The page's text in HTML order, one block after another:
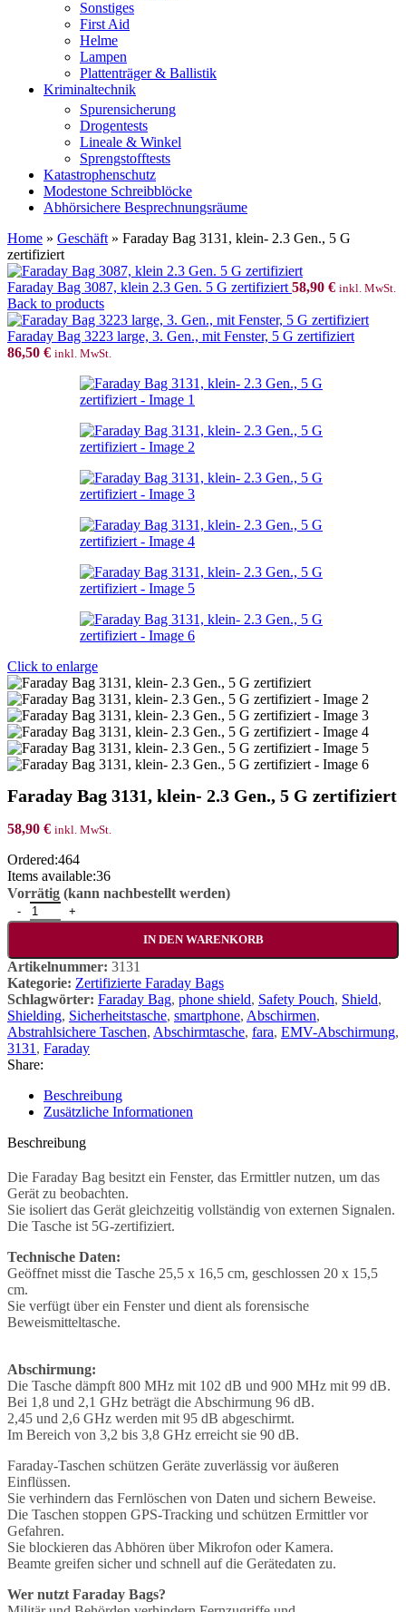
Sonstiges
First Aid
Helme
Lampen
Plattenträger & Ballistik
Kriminaltechnik
Spurensicherung
Drogentests
Lineale & Winkel
Sprengstofftests
Katastrophenschutz
Modestone Schreibblöcke
Abhörsichere Besprechnungsräume
Home » Geschäft » Faraday Bag 3131, klein- 2.3 Gen., 5 G
zertifiziert
Faraday Bag 3087, klein 2.3 Gen. 5 G zertifiziert 58,90 € inkl. MwSt.
Back to products
Faraday Bag 3223 large, 3. Gen., mit Fenster, 5 G zertifiziert
86,50 € inkl. MwSt.
Click to enlarge
Faraday Bag 3131, klein- 2.3 Gen., 5 G zertifiziert
58,90 € inkl. MwSt.
Ordered:464
Items available:36
Vorrätig (kann nachbestellt werden)
Faraday Bag 3131, klein- 2.3 Gen., 5 G zertifiziert Menge
IN DEN WARENKORB
Artikelnummer: 3131
Kategorie: Zertifizierte Faraday Bags
Schlagwörter: Faraday Bag, phone shield, Safety Pouch, Shield,
Shielding, Sicherheitstasche, smartphone, Abschirmen,
Abstrahlsichere Taschen, Abschirmtasche, fara, EMV-Abschirmung,
3131 , Faraday
Share:
Beschreibung
Zusätzliche Informationen
Beschreibung
Die Faraday Bag besitzt ein Fenster, das Ermittler nutzen, um das
Gerät zu beobachten.
Sie isoliert das Gerät gleichzeitig vollständig von externen Signalen.
Die Tasche ist 5G-zertifiziert.
Technische Daten:
Geöffnet misst die Tasche 25,5 x 16,5 cm, geschlossen 20 x 15,5
cm.
Sie verfügt über ein Fenster und dient als forensische
Beweismitteltasche.
Abschirmung:
Die Tasche dämpft 800 MHz mit 102 dB und 900 MHz mit 99 dB.
Bei 1,8 und 2,1 GHz beträgt die Abschirmung 96 dB.
2,45 und 2,6 GHz werden mit 95 dB abgeschirmt.
Im Bereich von 3,2 bis 3,8 GHz erreicht sie 90 dB.
Faraday-Taschen schützen Geräte zuverlässig vor äußeren
Einflüssen.
Sie verhindern das Fernlöschen von Daten und sichern Beweise.
Die Taschen stoppen GPS-Tracking und schützen Ermittler vor
Gefahren.
Sie blockieren das Abhören über Mikrofon oder Kamera.
Beamte greifen sicher und schnell auf die Gerätedaten zu.
Wer nutzt Faraday Bags?